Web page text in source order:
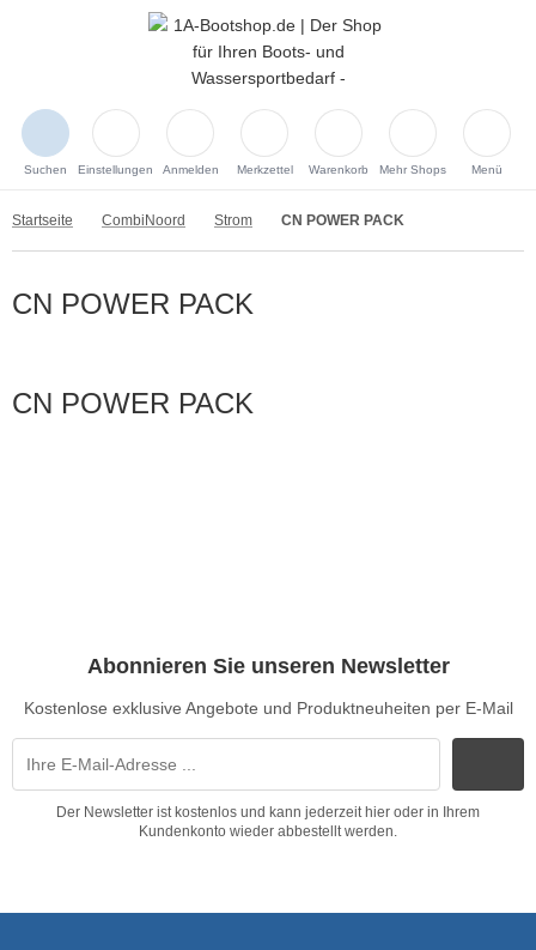
Suchen Einstellungen Anmelden Merkzettel Warenkorb Mehr Shops Menü
Startseite CombiNoord Strom CN POWER PACK
CN POWER PACK
CN POWER PACK
Abonnieren Sie unseren Newsletter
Kostenlose exklusive Angebote und Produktneuheiten per E-Mail
Der Newsletter ist kostenlos und kann jederzeit hier oder in Ihrem
Kundenkonto wieder abbestellt werden.